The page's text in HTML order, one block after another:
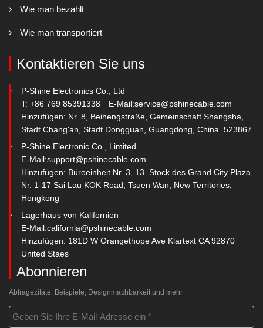
Wie man bezahlt
Wie man transportiert
Kontaktieren Sie uns
P-Shine Electronics Co., Ltd
T: +86 769 85391338
E-Mail:service@pshinecable.com
Hinzufügen: Nr. 8, Beihengstraße, Gemeinschaft Shangsha,
Stadt Chang'an, Stadt Dongguan, Guangdong, China. 523867
P-Shine Electronic Co., Limited
E-Mail:support@pshinecable.com
Hinzufügen: Büroeinheit Nr. 3, 13. Stock des Grand City Plaza,
Nr. 1-17 Sai Lau KOK Road, Tsuen Wan, New Territories,
Hongkong
Lagerhaus von Kalifornien
E-Mail:california@pshinecable.com
Hinzufügen: 181D W Orangethope Ave Klartext CA 92870
United Staes
Abonnieren
Abfragezitate, Beispiele, Designmachbarkeit und mehr